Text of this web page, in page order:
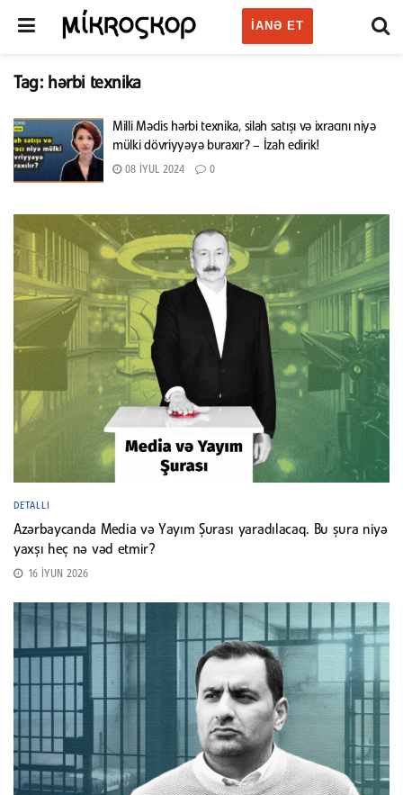
IANƏ ET
Tag: hərbi texnika
Milli Məclis hərbi texnika, silah satışı və ixracını niyə
mülki dövriyyəyə buraxır? – İzah edirik!
08 İYUL 2024 0
DETALLI
Azərbaycanda Media və Yayım Şurası yaradılacaq. Bu şura niyə
yaxşı heç nə vəd etmir?
16 İYUN 2026